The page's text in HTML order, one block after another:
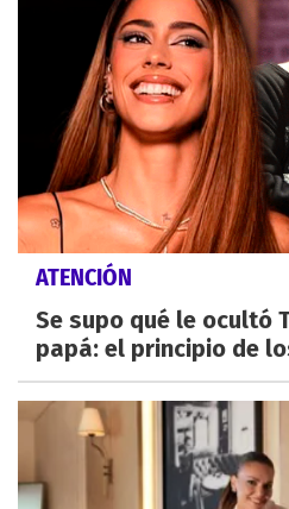
ATENCIÓN
Se supo qué le ocultó
papá: el principio de